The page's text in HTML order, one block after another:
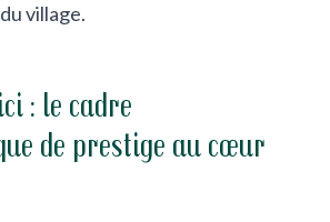
village.
: le cadre
de prestige au cœur